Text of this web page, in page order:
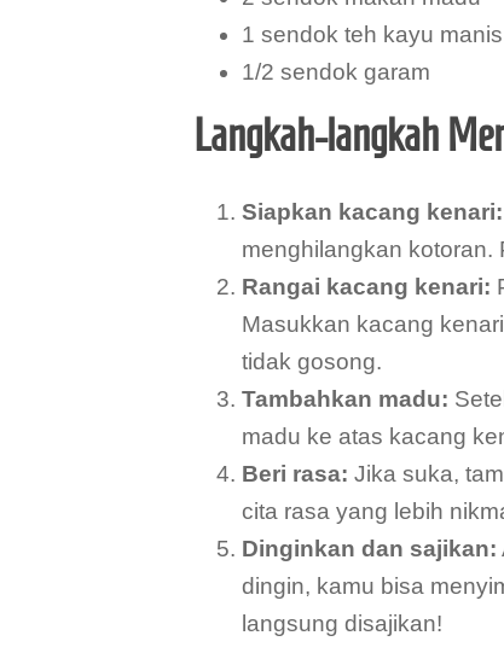
1 sendok teh kayu
1/2 sendok garam
Langkah-langkah
Siapkan kacang kenari:
menghilangkan kotoran.
Rangai kacang kenari:
Masukkan kacang
tidak gosong.
Tambahkan madu:
madu ke atas kacang
Beri rasa: Jika suka,
cita rasa yang lebih
Dinginkan dan sajikan:
dingin, kamu bisa
langsung disajikan!